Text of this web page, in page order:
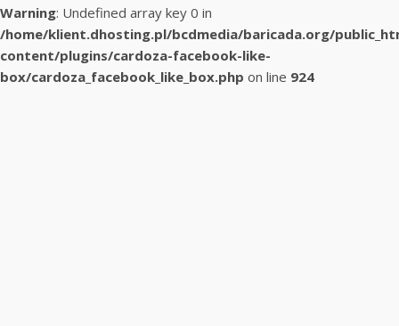
Warning: Undefined array key 0 in
/home/klient.dhosting.pl/bcdmedia/baricada.org/
content/plugins/cardoza-facebook-like-
box/cardoza_facebook_like_box.php on line 924